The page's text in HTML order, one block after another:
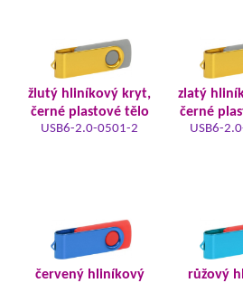
žlutý hliníkový kryt,
černé plastové tělo
USB6-2.0-0501-2
zlatý
černé
USB6-
červený hliníkový
růžový